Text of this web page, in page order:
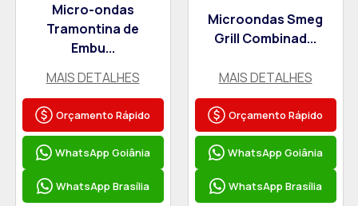
Micro-ondas
Tramontina de
Embu...
MAIS DETALHES
Orçamento Rápido
WhatsApp Goiânia
WhatsApp Brasília
Microondas Smeg
Grill Combinad...
MAIS DETALHES
Orçamento Rápido
WhatsApp Goiânia
WhatsApp Brasília